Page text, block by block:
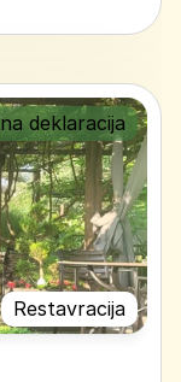
Restavracija
deklaracija